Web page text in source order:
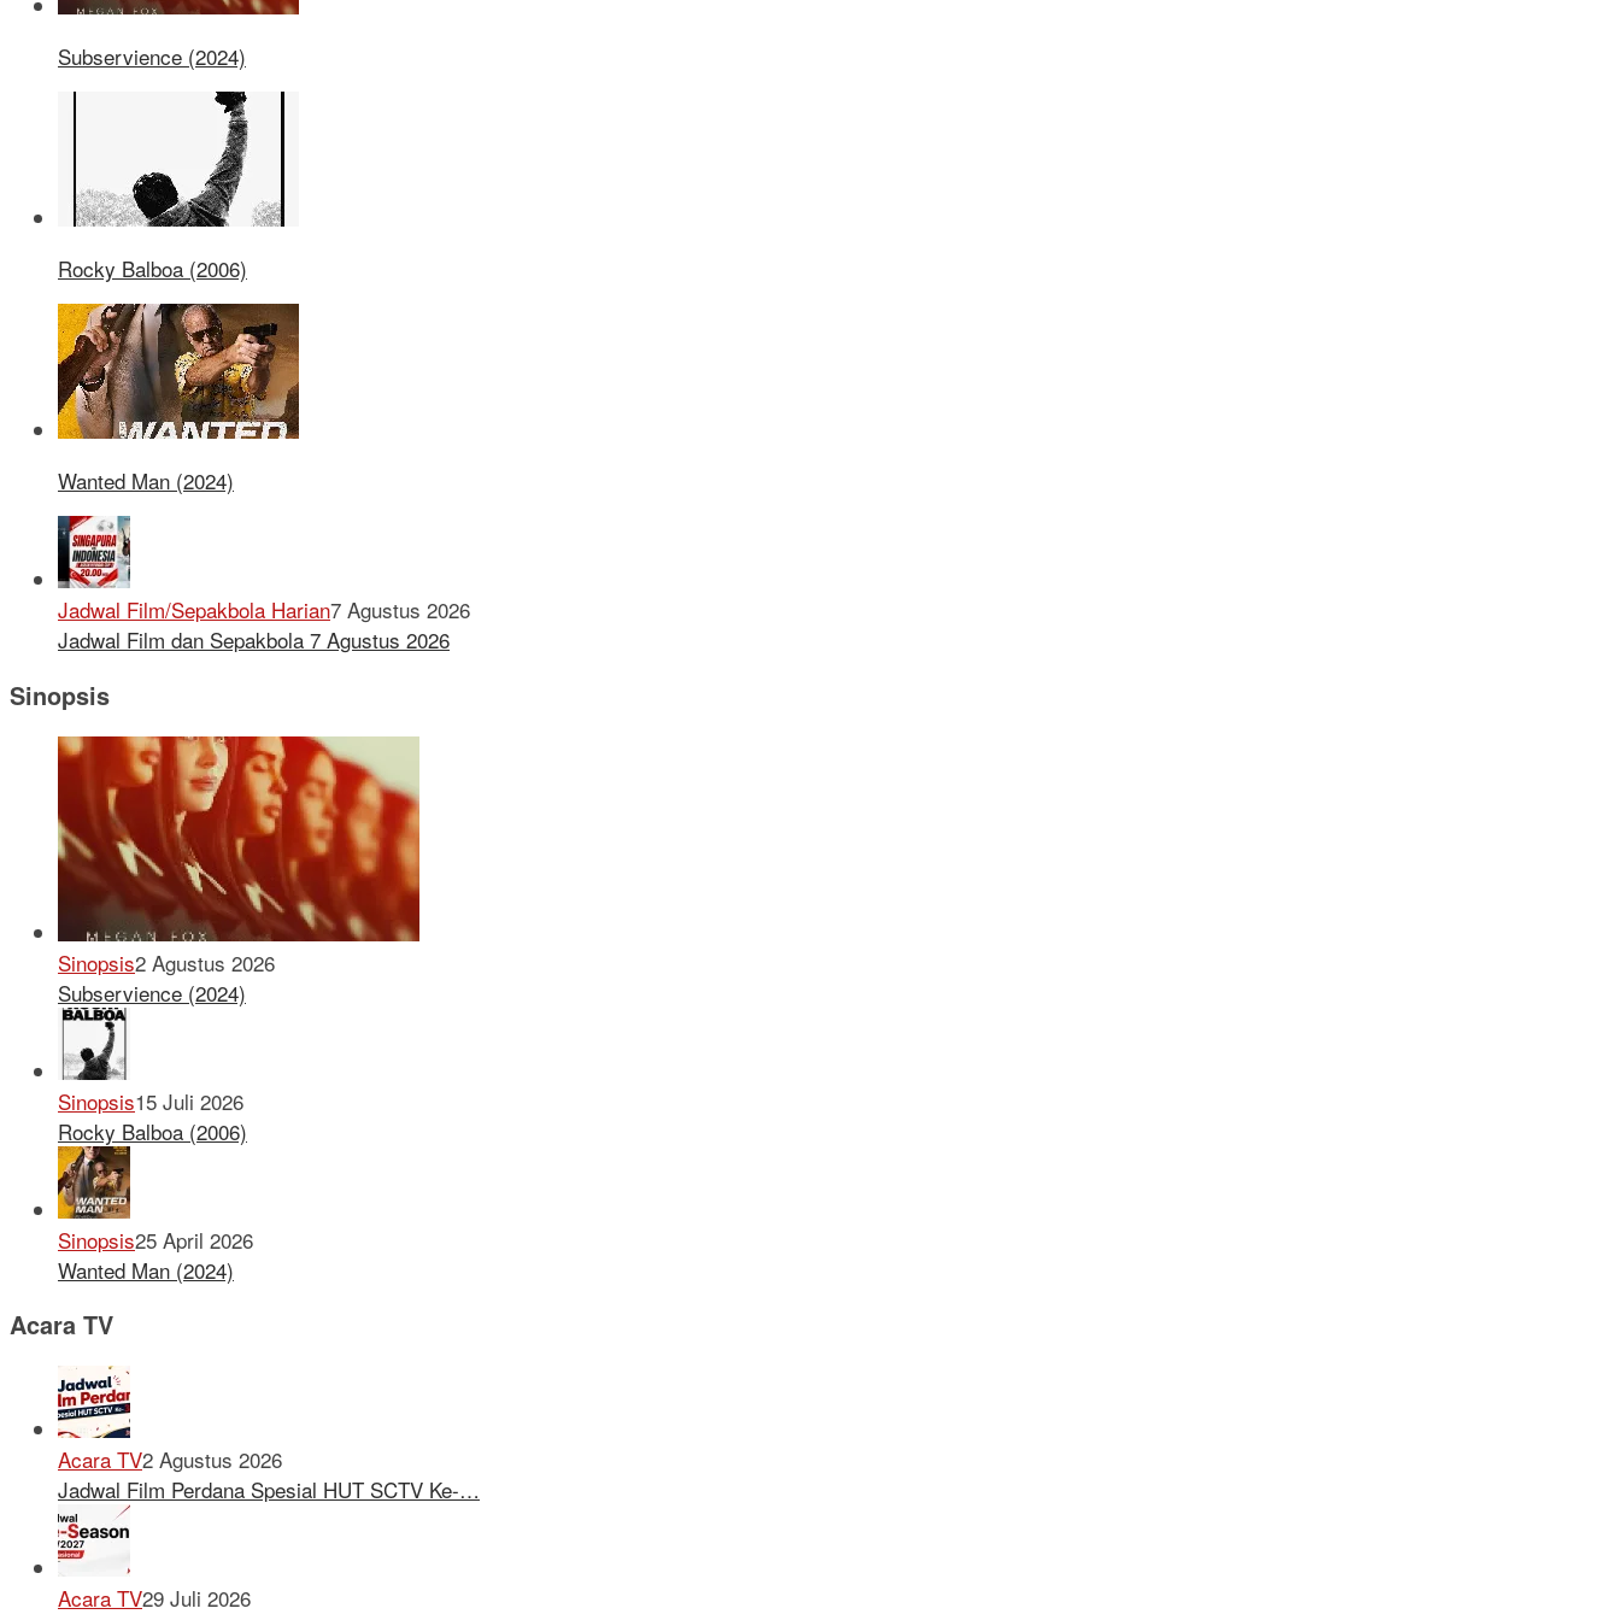
Subservience (2024)
Rocky Balboa (2006)
Wanted Man (2024)
Jadwal Film/Sepakbola Harian7 Agustus 2026
Jadwal Film dan Sepakbola 7 Agustus 2026
Sinopsis
Sinopsis2 Agustus 2026
Subservience (2024)
Sinopsis15 Juli 2026
Rocky Balboa (2006)
Sinopsis25 April 2026
Wanted Man (2024)
Acara TV
Acara TV2 Agustus 2026
Jadwal Film Perdana Spesial HUT SCTV Ke-…
Acara TV29 Juli 2026